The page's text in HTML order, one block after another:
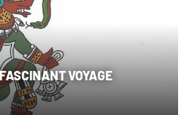
VOYAGE